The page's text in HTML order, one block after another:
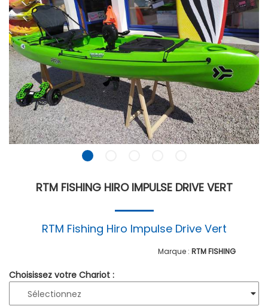
RTM FISHING HIRO IMPULSE DRIVE VERT
RTM Fishing Hiro Impulse Drive Vert
RTM FISHING
Choisissez votre Chariot :